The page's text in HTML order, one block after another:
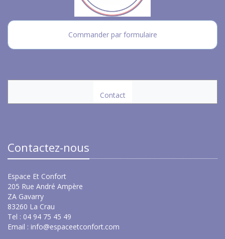
Commander par formulaire
Contact
Contactez-nous
Espace Et Confort
205 Rue André Ampère
ZA Gavarry
83260 La Crau
Tel : 04 94 75 45 49
Email : info@espaceetconfort.com